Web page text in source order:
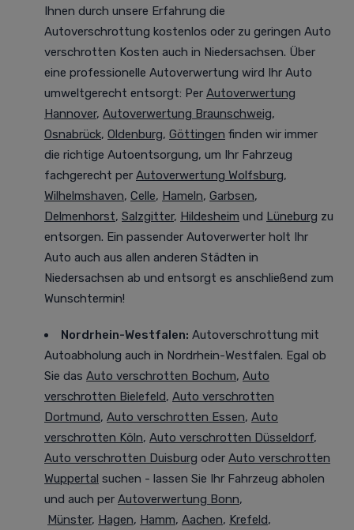
Ihnen durch unsere Erfahrung die
Autoverschrottung kostenlos oder zu geringen Auto
verschrotten Kosten auch in Niedersachsen. Über
eine professionelle Autoverwertung wird Ihr Auto
umweltgerecht entsorgt: Per Autoverwertung
Hannover, Autoverwertung Braunschweig,
Osnabrück, Oldenburg, Göttingen finden wir immer
die richtige Autoentsorgung, um Ihr Fahrzeug
fachgerecht per Autoverwertung Wolfsburg,
Wilhelmshaven, Celle, Hameln, Garbsen,
Delmenhorst, Salzgitter, Hildesheim und Lüneburg zu
entsorgen. Ein passender Autoverwerter holt Ihr
Auto auch aus allen anderen Städten in
Niedersachsen ab und entsorgt es anschließend zum
Wunschtermin!
Nordrhein-Westfalen: Autoverschrottung mit
Autoabholung auch in Nordrhein-Westfalen. Egal ob
Sie das Auto verschrotten Bochum, Auto
verschrotten Bielefeld, Auto verschrotten
Dortmund, Auto verschrotten Essen, Auto
verschrotten Köln, Auto verschrotten Düsseldorf,
Auto verschrotten Duisburg oder Auto verschrotten
Wuppertal suchen - lassen Sie Ihr Fahrzeug abholen
und auch per Autoverwertung Bonn,
Münster, Hagen, Hamm, Aachen, Krefeld,